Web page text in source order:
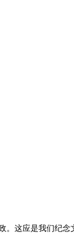
这应是我们纪念